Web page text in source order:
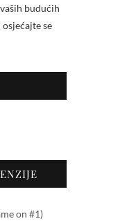
budućih
se
on #1)